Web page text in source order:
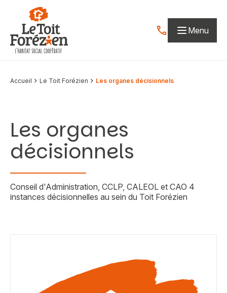
Aller au contenu
Contactez-nous
Menu
Accueil Le Toit Forézien Les organes décisionnels
Les organes
décisionnels
Conseil d'Administration, CCLP, CALEOL et CAO 4
instances décisionnelles au sein du Toit Forézien